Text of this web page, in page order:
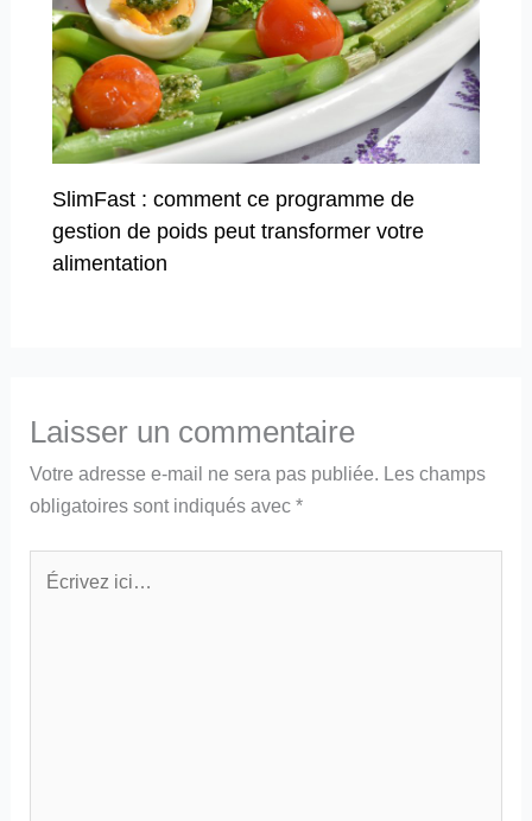
SlimFast : comment ce programme de
gestion de poids peut transformer votre
alimentation
Laisser un commentaire
Votre adresse e-mail ne sera pas publiée. Les champs
obligatoires sont indiqués avec*